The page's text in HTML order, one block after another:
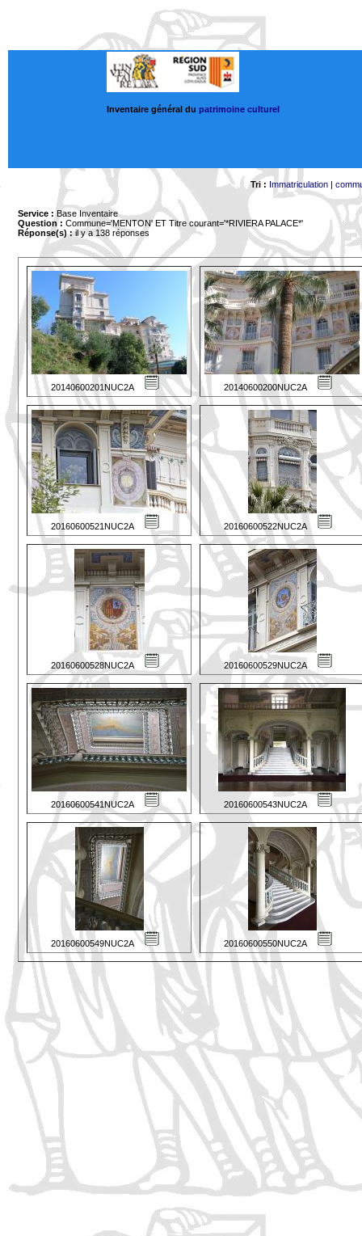
Inventaire général du patrimoine culturel
Tri : Immatriculation|
Service : Base Inventaire
Question : Commune='MENTON' ET Titre courant='*RIVIERA PALACE*'
Réponse(s) :il y a 138 réponses
20140600201NUC2A 20140600200NUC2A
20160600521NUC2A 20160600522NUC2A
20160600528NUC2A 20160600529NUC2A
20160600541NUC2A 20160600543NUC2A
20160600549NUC2A 20160600550NUC2A